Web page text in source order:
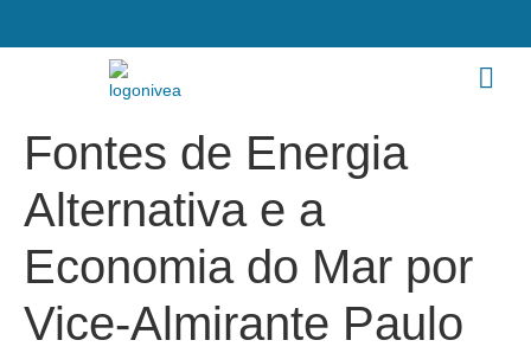
Fontes de Energia
Alternativa e a
Economia do Mar por
Vice-Almirante Paulo